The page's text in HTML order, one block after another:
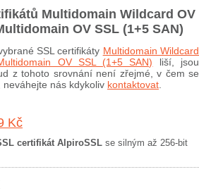
Multidomain Wildcard OV
OV SSL (1+5 SAN)
SSL certifikáty Multidomain Wildcard
OV SSL (1+5 SAN) liší, jsou
z tohoto srovnání není zřejmé, v čem se
nás kdykoliv kontaktovat
Kč
certifikát AlpiroSSL se silným až 256-bit